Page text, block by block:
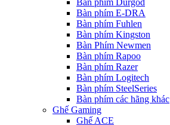
Bàn phím Durgod
Bàn phím E-DRA
Bàn phím Fuhlen
Bàn phím Kingston
Bàn Phím Newmen
Bàn phím Rapoo
Bàn phím Razer
Bàn phím Logitech
Bàn phím SteelSeries
Bàn phím các hãng khác
Ghế Gaming
Ghế ACE